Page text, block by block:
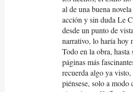
al de una buena
acción y sin duda Le
desde un punto de vista
narrativo, lo haría hoy
Todo en la obra, hasta
páginas más
recuerda algo ya
piénsese, solo a modo